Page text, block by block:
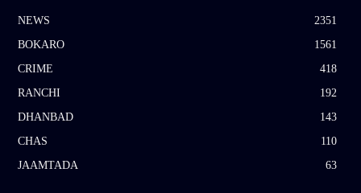
NEWS
2351
BOKARO
1561
CRIME
418
RANCHI
192
DHANBAD
143
CHAS
110
JAAMTADA
63